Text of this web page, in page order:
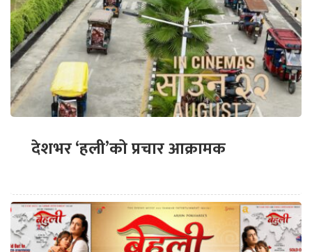
देशभर ‘हली’को प्रचार आक्रामक